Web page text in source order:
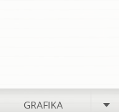
GRAFIKA